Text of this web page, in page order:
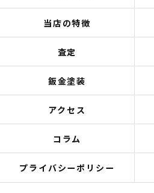
当店の特徴
査定
鈑金塗装
アクセス
コラム
プライバシーポリシー